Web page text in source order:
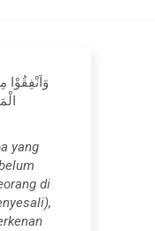
yang
di